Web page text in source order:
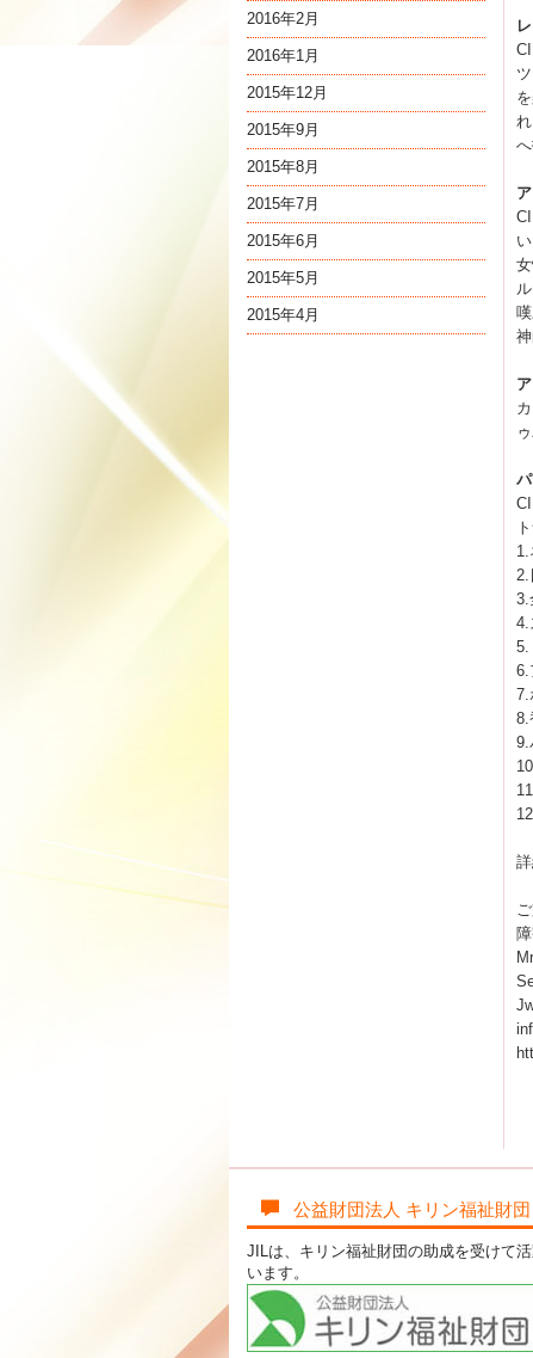
1.
2.
3.
4.
5.
6.
7.
8.
9.
2016年2月
2016年1月
2015年12月
2015年9月
2015年8月
2015年7月
2015年6月
2015年5月
2015年4月
公益財団法人 キリン福祉財団
JILは、キリン福祉財団の助成を受けて
います。